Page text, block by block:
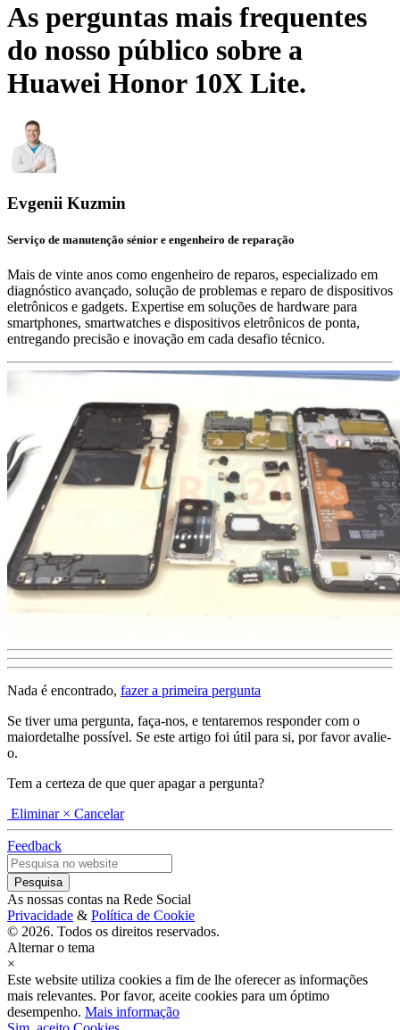
As perguntas mais frequentes
do nosso público sobre a
Huawei Honor 10X Lite.
Evgenii Kuzmin
Serviço de manutenção sénior e engenheiro de reparação
Mais de vinte anos como engenheiro de reparos, especializado em
diagnóstico avançado, solução de problemas e reparo de dispositivos
eletrônicos e gadgets. Expertise em soluções de hardware para
smartphones, smartwatches e dispositivos eletrônicos de ponta,
entregando precisão e inovação em cada desafio técnico.
Nada é encontrado, fazer a primeira pergunta
Se tiver uma pergunta, faça-nos, e tentaremos responder com o
maiordetalhe possível. Se este artigo foi útil para si, por favor avalie-
o.
Tem a certeza de que quer apagar a pergunta?
Eliminar × Cancelar
Feedback
As nossas contas na Rede Social
Privacidade & Política de Cookie
© 2026. Todos os direitos reservados.
Alternar o tema
×
Este website utiliza cookies a fim de lhe oferecer as informações
mais relevantes. Por favor, aceite cookies para um óptimo
desempenho. Mais informação